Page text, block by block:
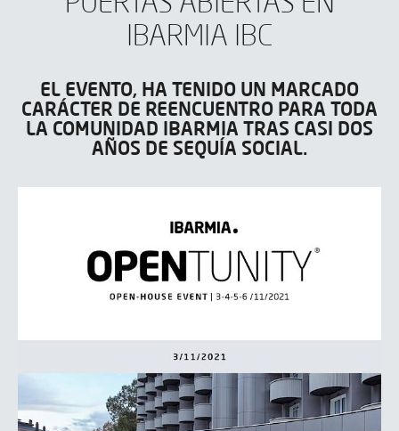
IBARMIA IBC
EL EVENTO, HA TENIDO UN MARCADO
CARÁCTER DE REENCUENTRO PARA TODA
LA COMUNIDAD IBARMIA TRAS CASI DOS
AÑOS DE SEQUÍA SOCIAL.